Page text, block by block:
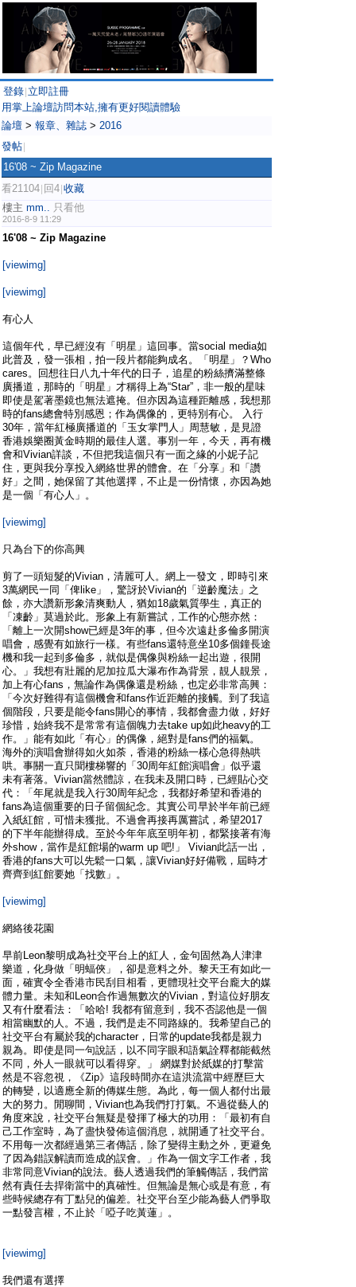
登錄 立即註冊
用掌上論壇訪問本站,擁有更好閱讀體驗
論壇 > 報章、雜誌 > 2016
發帖
16'08 ~ Zip Magazine
看21104 回4 收藏
樓主 mm.. 只看他
2016-8-9 11:29
16'08 ~ Zip Magazine
[viewimg]
[viewimg]
有心人
這個年代，早已經沒有「明星」這回事。當social media如
此普及，發一張相，拍一段片都能夠成名。「明星」？Who
cares。回想往日八九十年代的日子，追星的粉絲擠滿整條
廣播道，那時的「明星」才稱得上為“Star”，非一般的星味
即使是駕著墨鏡也無法遮掩。但亦因為這種距離感，我想那
時的fans總會特別感恩；作為偶像的，更特別有心。 入行
30年，當年紅極廣播道的「玉女掌門人」周慧敏，是見證
香港娛樂圈黃金時期的最佳人選。事別一年，今天，再有機
會和Vivian詳談，不但把我這個只有一面之緣的小妮子記
住，更與我分享投入網絡世界的體會。在「分享」和「讚
好」之間，她保留了其他選擇，不止是一份情懷，亦因為她
是一個「有心人」。
[viewimg]
只為台下的你高興
剪了一頭短髮的Vivian，清麗可人。網上一發文，即時引來
3萬網民一同「俾like」，驚訝於Vivian的「逆齡魔法」之
餘，亦大讚新形象清爽動人，猶如18歲氣質學生，真正的
「凍齡」莫過於此。形象上有新嘗試，工作的心態亦然：
「離上一次開show已經是3年的事，但今次遠赴多倫多開演
唱會，感覺有如旅行一樣。有些fans還特意坐10多個鐘長途
機和我一起到多倫多，就似是偶像與粉絲一起出遊，很開
心。」我想有壯麗的尼加拉瓜大瀑布作為背景，靚人靚景，
加上有心fans，無論作為偶像還是粉絲，也定必非常高興：
「今次好難得有這個機會和fans作近距離的接觸。到了我這
個階段，只要是能令fans開心的事情，我都會盡力做，好好
珍惜，始終我不是常常有這個魄力去take up如此heavy的工
作。」能有如此「有心」的偶像，絕對是fans們的福氣。
海外的演唱會辦得如火如荼，香港的粉絲一樣心急得熱哄
哄。事關一直只聞樓梯響的「30周年紅館演唱會」似乎還
未有著落。Vivian當然體諒，在我未及開口時，已經貼心交
代：「年尾就是我入行30周年紀念，我都好希望和香港的
fans為這個重要的日子留個紀念。其實公司早於半年前已經
入紙紅館，可惜未獲批。不過會再接再厲嘗試，希望2017
的下半年能辦得成。至於今年年底至明年初，都緊接著有海
外show，當作是紅館場的warm up 吧!」 Vivian此話一出，
香港的fans大可以先鬆一口氣，讓Vivian好好備戰，屆時才
齊齊到紅館要她「找數」。
[viewimg]
網絡後花園
早前Leon黎明成為社交平台上的紅人，金句固然為人津津
樂道，化身做「明蝠俠」，卻是意料之外。黎天王有如此一
面，確實令全香港市民刮目相看，更體現社交平台龐大的媒
體力量。未知和Leon合作過無數次的Vivian，對這位好朋友
又有什麼看法：「哈哈! 我都有留意到，我不否認他是一個
相當幽默的人。不過，我們是走不同路線的。我希望自己的
社交平台有屬於我的character，日常的update我都是親力
親為。即使是同一句說話，以不同字眼和語氣詮釋都能截然
不同，外人一眼就可以看得穿。」 網媒對於紙媒的打擊當
然是不容忽視，《Zip》這段時間亦在這洪流當中經歷巨大
的轉變，以適應全新的傳媒生態。為此，每一個人都付出最
大的努力。閒聊間，Vivian也為我們打打氣。不過從藝人的
角度來說，社交平台無疑是發揮了極大的功用：「最初有自
己工作室時，為了盡快發佈這個消息，就開通了社交平台。
不用每一次都經過第三者傳話，除了變得主動之外，更避免
了因為錯誤解讀而造成的誤會。」作為一個文字工作者，我
非常同意Vivian的說法。藝人透過我們的筆觸傳話，我們當
然有責任去捍衛當中的真確性。但無論是無心或是有意，有
些時候總存有丁點兒的偏差。社交平台至少能為藝人們爭取
一點發言權，不止於「啞子吃黃蓮」。
[viewimg]
我們還有選擇